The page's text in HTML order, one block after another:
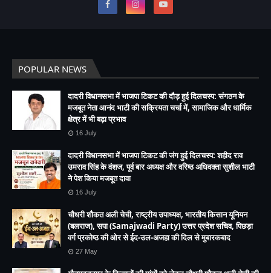
POPULAR NEWS
दादरी विधानसभा में भाजपा टिकट की दौड़ हुई दिलचस्प: संगठन के
मजबूत नेता आनंद भाटी की सक्रियता चर्चा में, सामाजिक और धार्मिक
क्षेत्र में भी बढ़ा प्रभाव
16 July
दादरी विधानसभा में भाजपा टिकट की जंग हुई दिलचस्प: शहीद राव
उमराव सिंह के वंशज, पूर्व बार अध्यक्ष और वरिष्ठ अधिवक्ता सुशील भाटी
ने पेश किया मजबूत दावा
16 July
चौधरी शौकत अली चेची, राष्ट्रीय उपाध्यक्ष, भारतीय किसान यूनियन
(बलराज), सपा (Samajwadi Party) उत्तर प्रदेश सचिव, पिछड़ा
वर्ग प्रकोष्ठ की ओर से ईद-उल-अजहा की दिल से मुबारकबाद
27 May